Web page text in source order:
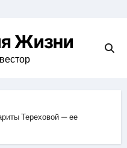
Жизни
Тереховой — ее